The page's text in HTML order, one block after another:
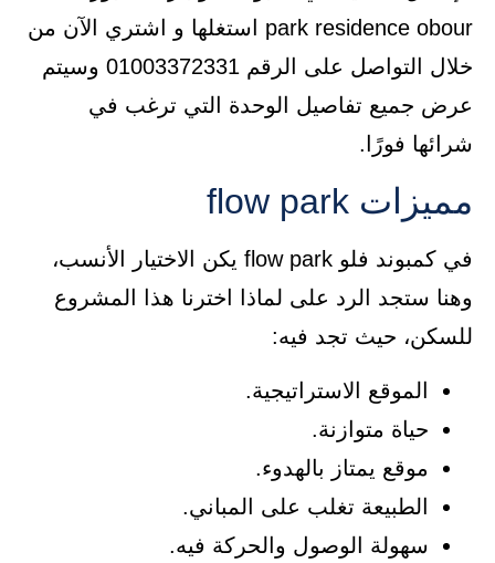
park residence obour استغلها و اشتري الآن من
خلال التواصل على الرقم 01003372331 وسيتم
عرض جميع تفاصيل الوحدة التي ترغب في
شرائها فورًا.
مميزات flow park
في كمبوند فلو flow park يكن الاختيار الأنسب،
وهنا ستجد الرد على لماذا اخترنا هذا المشروع
للسكن، حيث تجد فيه:
الموقع الاستراتيجية.
حياة متوازنة.
موقع يمتاز بالهدوء.
الطبيعة تغلب على المباني.
سهولة الوصول والحركة فيه.